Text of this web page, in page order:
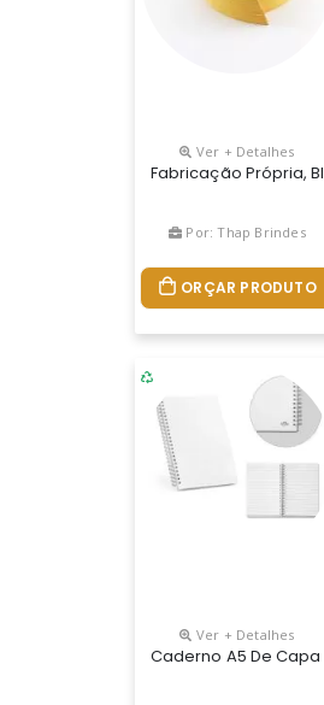
Ver + Detalhes
Fabricação Própria,
Por: Thap Brindes
ORÇAR PRODUTO
Ver + Detalhes
Caderno A5 De Capa